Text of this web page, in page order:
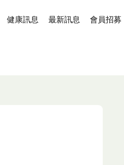
健康訊息 最新訊息 會員招募